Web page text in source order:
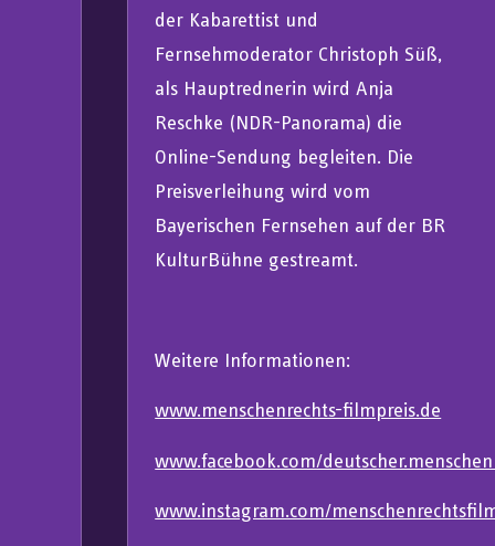
der Kabarettist und
Fernsehmoderator Christoph Süß,
als Hauptrednerin wird Anja
Reschke (NDR-Panorama) die
Online-Sendung begleiten. Die
Preisverleihung wird vom
Bayerischen Fernsehen auf der BR
KulturBühne gestreamt.
Weitere Informationen:
www.menschenrechts-filmpreis.de
www.facebook.com/
www.instagram.com/